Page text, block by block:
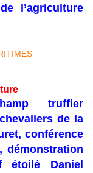
l’agriculture
truffier
de la
conférence
Daniel